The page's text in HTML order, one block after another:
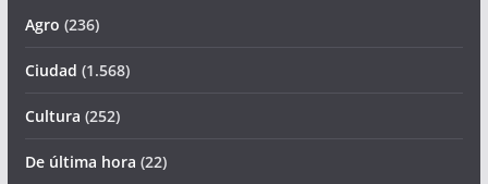
Agro (236)
Ciudad (1.568)
Cultura (252)
De última hora (22)